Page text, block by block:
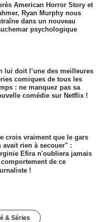
American Horror Story et
Ryan Murphy nous
dans un nouveau
psychologique
lui doit l’une des meilleures
comiques de tous les
: ne manquez pas sa
comédie sur Netflix !
crois vraiment que le gars
avait rien à secouer" :
Efira n'oubliera jamais
comportement de ce
!
& Séries